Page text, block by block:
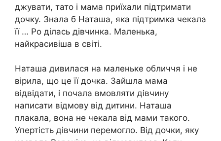
джувати, тато і мама приїхали підтримати
дочку. Знала б Наташа, яка підтримка чекала
її … Ро ділась дівчинка. Маленька,
найкрасивіша в світі.
Наташа дивилася на маленьке обличчя і не
вірила, що це її дочка. Зайшла мама
відвідати, і почала вмовляти дівчину
написати відмову від дитини. Наташа
плакала, вона не чекала від мами такого.
Упертість дівчини перемогло. Від дочки, яку